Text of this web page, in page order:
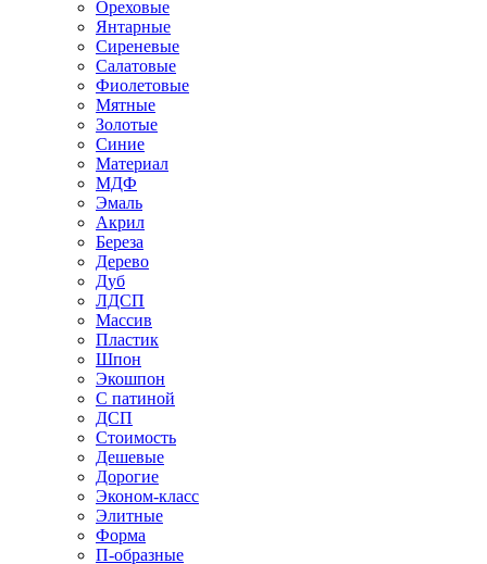
Ореховые
Янтарные
Сиреневые
Салатовые
Фиолетовые
Мятные
Золотые
Синие
Материал
МДФ
Эмаль
Акрил
Береза
Дерево
Дуб
ЛДСП
Массив
Пластик
Шпон
Экошпон
С патиной
ДСП
Стоимость
Дешевые
Дорогие
Эконом-класс
Элитные
Форма
П-образные